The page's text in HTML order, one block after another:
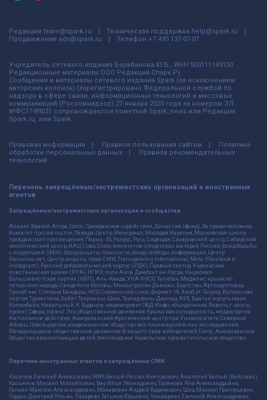
Редакция team@spark.ru Техническая поддержка help@spark.ru
Продвижение adv@spark.ru Телефон +7 495 137-07-07
Учредитель сетевого издания Барабанова.Ю.Б., ИНН 500111143150
Редакционные материалы ООО Редакция Спарк Ру
Сообщения и материалы сетевого издания Spark (за исключением
авторских колонок) (зарегистрировано Федеральной службой по
надзору в сфере связи, информационных технологий и массовых
коммуникаций (Роскомнадзор) 27 января 2025 года за номером ЭЛ
№ФС77-89031 сопровождаются пометкой Spark_news или Редакция
Spark.ru, или Spark.
Правовая информация Правила пользования сайтом
Политика
обработки персональных данных
Правила рекомендательных
технологий
Перечень запрещённых/экстремистских организаций и иностранных
агентов
Запрещённые/экстремистские организации и сообщества
Альянс Врачей, Агора, Голос, Гражданское содействие, Династия (фонд), За права человека,
Комитет против пыток, Левада-Центр, Мемориал, Молодая Карелия, Московская школа
гражданского просвещения, Пермь-36, Ракурс, Русь Сидящая, Сахаровский центр, Сибирский
экологический центр, ИАЦ Сова, Союз комитетов солдатских матерей России, Фонд борьбы
с коррупцией (ФБК), Фонд защиты гласности, Фонд свободы информации, Центр
Насилию.нет, Центр защиты прав СМИ, Transparency International, Meta (Facebook и
Instagram), Русский добровольческий корпус (РДК), Правый сектор, Украинская
повстанческая армия (УПА), ИГИЛ, полк Азов, Джебхат ан-Нусра, Национал-
Большевистская партия (НБП), Аль-Каида, УНА-УНСО, Талибан, Меджлис крымско-
татарского народа, Свидетели Иеговы, Мизантропик Дивижн, Братство, Артподготовка,
Тризуб им. Степана Бандеры, НСО, Славянский союз, Формат-18, Хизб ут-Тахрир, Исламская
партия Туркестана, Хайят Тахрир аш-Шам, Таухид валь-Джихад, АУЕ, Братья мусульмане,
Колумбайн, Навальный, К. Буданов, медиапроект ОВД-Инфо, объединение Револьт-центр,
проект Сфера, проект Эхо, общественное движение Крымская солидарность, медиагруппа
Автономное действие, Американский Арктический центр при Университете Северной
Айовы, Швейцарское академическое общество восточноевропейских исследований,
Международное общественное движение В защиту прав избирателей Голос, Американское
Общество евангелизации детей, Финляндское Карельское просветительское общество.
Перечень иностранных агентов и запрещённых СМИ
Киселёв Евгений Алекссевич, WWF, Белый Руслан Викторович, Анатолий Белый (Вайсман),
Касьянов Михаил Михайлович, Бер Илья Леонидович, Троянова Яна Александровна,
Галкин Максим Александрович, Макаревич Андрей Вадимович, Шац Михаил Григорьевич,
Гордон Дмитрий Ильич, Лазарева Татьяна Юрьевна, Чичваркин Евгений Александрович,